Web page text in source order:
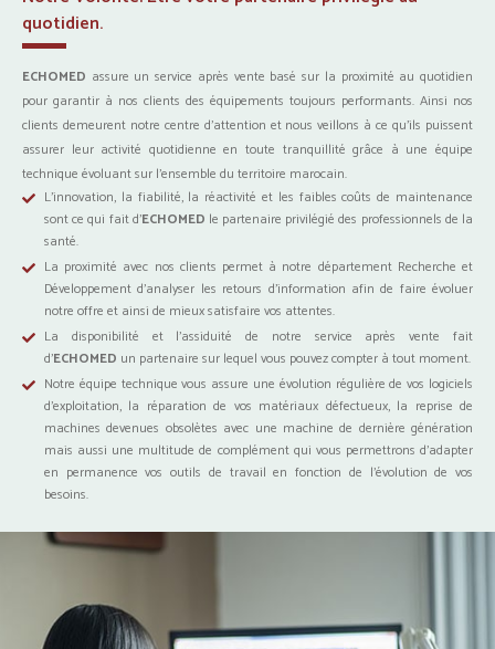
quotidien.
ECHOMED assure un service après vente basé sur la proximité au quotidien
pour garantir à nos clients des équipements toujours performants. Ainsi nos
clients demeurent notre centre d’attention et nous veillons à ce qu’ils puissent
assurer leur activité quotidienne en toute tranquillité grâce à une équipe
technique évoluant sur l’ensemble du territoire marocain.
L’innovation, la fiabilité, la réactivité et les faibles coûts de maintenance
sont ce qui fait d’ECHOMED le partenaire privilégié des professionnels de la
santé.
La proximité avec nos clients permet à notre département Recherche et
Développement d’analyser les retours d’information afin de faire évoluer
notre offre et ainsi de mieux satisfaire vos attentes.
La disponibilité et l’assiduité de notre service après vente fait
d’ECHOMED un partenaire sur lequel vous pouvez compter à tout moment.
Notre équipe technique vous assure une évolution régulière de vos logiciels
d’exploitation, la réparation de vos matériaux défectueux, la reprise de
machines devenues obsolètes avec une machine de dernière génération
mais aussi une multitude de complément qui vous permettrons d’adapter
en permanence vos outils de travail en fonction de l’évolution de vos
besoins.